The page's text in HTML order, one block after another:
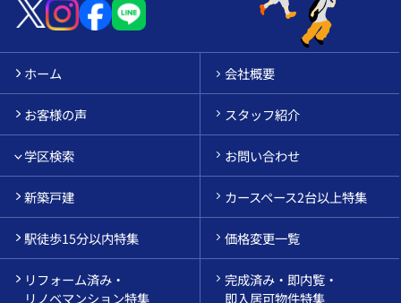
ホーム 会社概要
お客様の声 スタッフ紹介
学区検索 お問い合わせ
新築戸建 カースペース2台以上特集
駅徒歩15分以内特集 価格変更一覧
リフォーム済み・
リノベマンション特集
完成済み・即内覧・
即入居可物件特集